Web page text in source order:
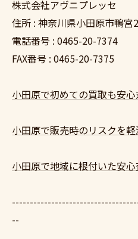
株式会社アヴニプレッセ
住所 : 神奈川県小田原市鴨宮
電話番号 : 0465-20-7374
FAX番号 : 0465-20-7375
小田原で初めての買取も安
小田原で販売時のリスクを
小田原で地域に根付いた安心
--